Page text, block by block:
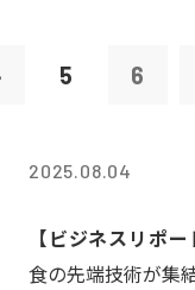
5 6
2025.08.04
【ビジネスリポー
食の先端技術が集